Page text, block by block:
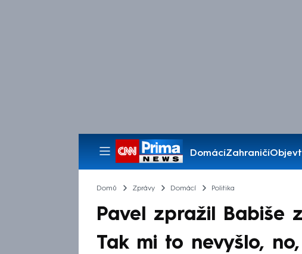
DomácíZahraničí
Pořady
Domů Zprávy Domácí Politika
Pavel zpražil Babiše
Tak mi to nevyšlo,